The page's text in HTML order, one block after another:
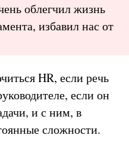
облегчил жизнь
избавил нас от
HR, если речь
если он
и с ним, в
сложности.